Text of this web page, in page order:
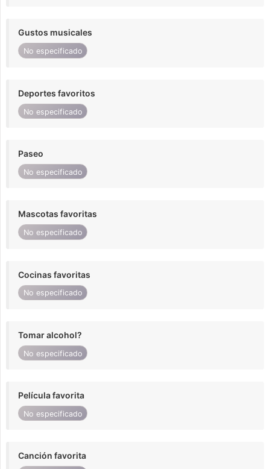
Gustos musicales
No especificado
Deportes favoritos
No especificado
Paseo
No especificado
Mascotas favoritas
No especificado
Cocinas favoritas
No especificado
Tomar alcohol?
No especificado
Película favorita
No especificado
Canción favorita